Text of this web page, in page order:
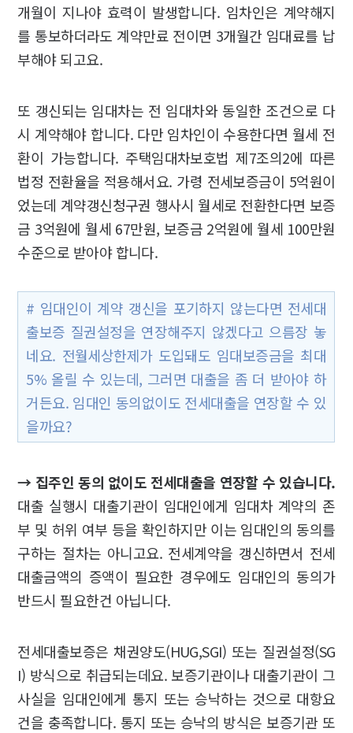
개월이 지나야 효력이 발생합니다. 임차인은 계약해지
를 통보하더라도 계약만료 전이면 3개월간 임대료를 납
부해야 되고요.
또 갱신되는 임대차는 전 임대차와 동일한 조건으로 다
시 계약해야 합니다. 다만 임차인이 수용한다면 월세 전
환이 가능합니다. 주택임대차보호법 제7조의2에 따른
법정 전환율을 적용해서요. 가령 전세보증금이 5억원이
었는데 계약갱신청구권 행사시 월세로 전환한다면 보증
금 3억원에 월세 67만원, 보증금 2억원에 월세 100만원
수준으로 받아야 합니다.
# 임대인이 계약 갱신을 포기하지 않는다면 전세대
출보증 질권설정을 연장해주지 않겠다고 으름장 놓
네요. 전월세상한제가 도입돼도 임대보증금을 최대
5% 올릴 수 있는데, 그러면 대출을 좀 더 받아야 하
거든요. 임대인 동의없이도 전세대출을 연장할 수 있
을까요?
→ 집주인 동의 없이도 전세대출을 연장할 수 있습니다.
대출 실행시 대출기관이 임대인에게 임대차 계약의 존
부 및 허위 여부 등을 확인하지만 이는 임대인의 동의를
구하는 절차는 아니고요. 전세계약을 갱신하면서 전세
대출금액의 증액이 필요한 경우에도 임대인의 동의가
반드시 필요한건 아닙니다.
전세대출보증은 채권양도(HUG,SGI) 또는 질권설정(SG
I) 방식으로 취급되는데요. 보증기관이나 대출기관이 그
사실을 임대인에게 통지 또는 승낙하는 것으로 대항요
건을 충족합니다. 통지 또는 승낙의 방식은 보증기관 또